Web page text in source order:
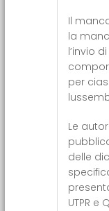
Il
la
l’invio
per
Le
delle
UTPR e